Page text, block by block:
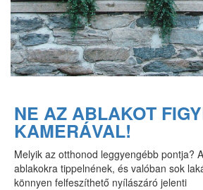
NE AZ ABLAKOT
KAMERÁVAL!
Melyik az otthonod leggyengébb pontja?
ablakokra tippelnének, és valóban sok
könnyen felfeszíthető nyílászáró jelenti